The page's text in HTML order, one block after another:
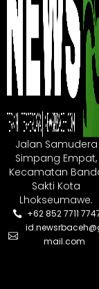
Jalan Samudera
Simpang Empat,
Kecamatan
Sakti Kota
Lhokseumawe.
+62 852 7711
mail.com